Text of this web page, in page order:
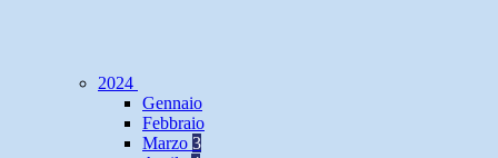
2024
Gennaio
Febbraio
Marzo 3